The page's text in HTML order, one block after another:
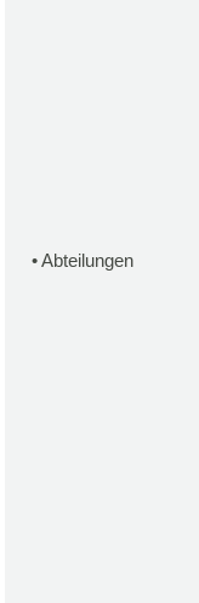
•Abteilungen